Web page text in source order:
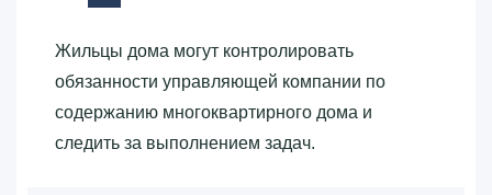
Жильцы дома могут контролировать
обязанности управляющей компании по
содержанию многоквартирного дома и
следить за выполнением задач.